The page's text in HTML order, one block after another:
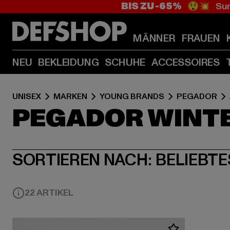
BIS ZU -65% 😲💥
MÄNNER FRAUEN
NEU BEKLEIDUNG SCHUHE ACCESSOIRES
UNISEX MARKEN YOUNG BRANDS PEGADOR
PEGADOR
SORTIEREN NACH:
22 ARTIKEL